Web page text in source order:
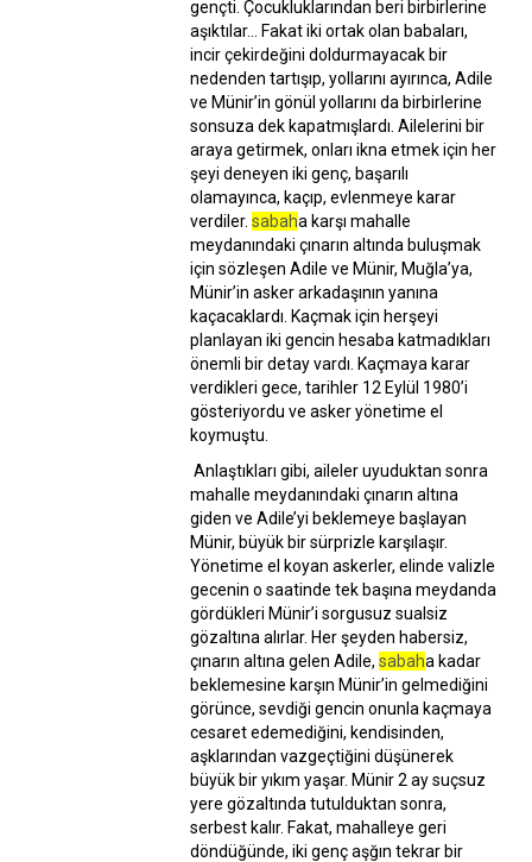
gençti. Çocukluklarından beri birbirlerine
aşıktılar... Fakat iki ortak olan babaları,
incir çekirdeğini doldurmayacak bir
nedenden tartışıp, yollarını ayırınca, Adile
ve Münir’in gönül yollarını da birbirlerine
sonsuza dek kapatmışlardı. Ailelerini bir
araya getirmek, onları ikna etmek için her
şeyi deneyen iki genç, başarılı
olamayınca, kaçıp, evlenmeye karar
verdiler. sabaha karşı mahalle
meydanındaki çınarın altında buluşmak
için sözleşen Adile ve Münir, Muğla’ya,
Münir’in asker arkadaşının yanına
kaçacaklardı. Kaçmak için herşeyi
planlayan iki gencin hesaba katmadıkları
önemli bir detay vardı. Kaçmaya karar
verdikleri gece, tarihler 12 Eylül 1980’i
gösteriyordu ve asker yönetime el
koymuştu.
Anlaştıkları gibi, aileler uyuduktan sonra
mahalle meydanındaki çınarın altına
giden ve Adile’yi beklemeye başlayan
Münir, büyük bir sürprizle karşılaşır.
Yönetime el koyan askerler, elinde valizle
gecenin o saatinde tek başına meydanda
gördükleri Münir’i sorgusuz sualsiz
gözaltına alırlar. Her şeyden habersiz,
çınarın altına gelen Adile, sabaha kadar
beklemesine karşın Münir’in gelmediğini
görünce, sevdiği gencin onunla kaçmaya
cesaret edemediğini, kendisinden,
aşklarından vazgeçtiğini düşünerek
büyük bir yıkım yaşar. Münir 2 ay suçsuz
yere gözaltında tutulduktan sonra,
serbest kalır. Fakat, mahalleye geri
döndüğünde, iki genç aşğın tekrar bir